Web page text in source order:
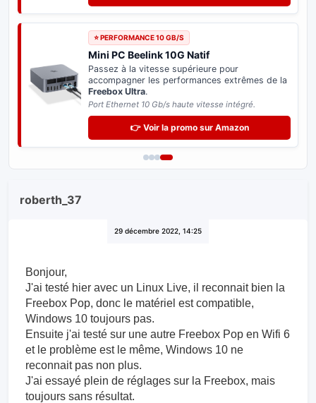
⭐ PERFORMANCE 10 GB/S
Mini PC Beelink 10G Natif
Passez à la vitesse supérieure pour
accompagner les performances extrêmes de la
Freebox Ultra.
Port Ethernet 10 Gb/s haute vitesse intégré.
👉 Voir la promo sur Amazon
roberth_37
29 décembre 2022, 14:25
Bonjour,
J'ai testé hier avec un Linux Live, il reconnait bien la
Freebox Pop, donc le matériel est compatible,
Windows 10 toujours pas.
Ensuite j'ai testé sur une autre Freebox Pop en Wifi 6
et le problème est le même, Windows 10 ne
reconnait pas non plus.
J'ai essayé plein de réglages sur la Freebox, mais
toujours sans résultat.